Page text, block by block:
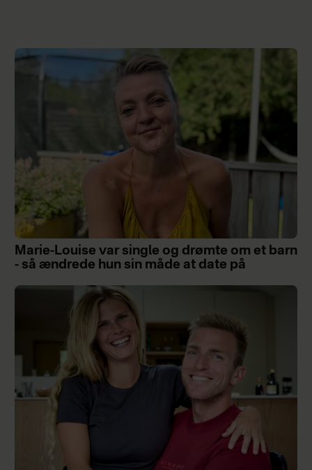
Marie-Louise var single og drømte om et barn
- så ændrede hun sin måde at date på